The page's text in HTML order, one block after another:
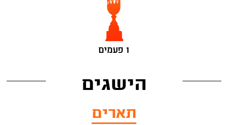
1 פעמים
הישגים
תארים